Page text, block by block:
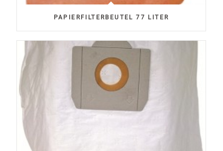
PAPIERFILTERBEUTEL 77 LITER